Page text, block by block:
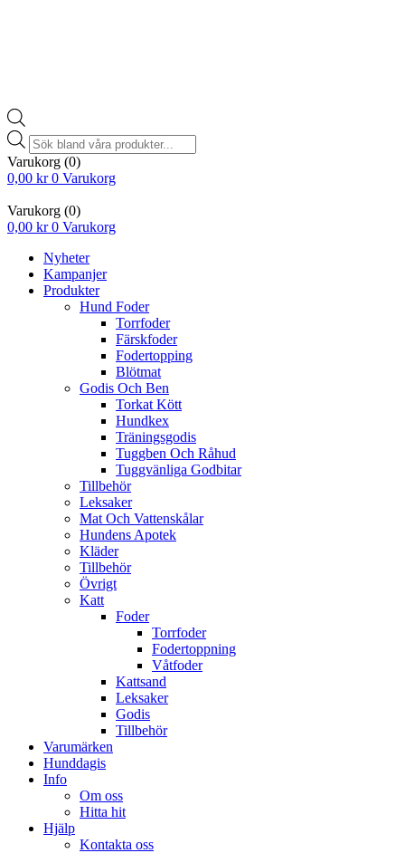
Products
search
Varukorg (0)
0,00 kr 0 Varukorg
Varukorg (0)
0,00 kr 0 Varukorg
Nyheter
Kampanjer
Produkter
Hund Foder
Torrfoder
Färskfoder
Fodertopping
Blötmat
Godis Och Ben
Torkat Kött
Hundkex
Träningsgodis
Tuggben Och Råhud
Tuggvänliga Godbitar
Tillbehör
Leksaker
Mat Och Vattenskålar
Hundens Apotek
Kläder
Tillbehör
Övrigt
Katt
Foder
Torrfoder
Fodertoppning
Våtfoder
Kattsand
Leksaker
Godis
Tillbehör
Varumärken
Hunddagis
Info
Om oss
Hitta hit
Hjälp
Kontakta oss